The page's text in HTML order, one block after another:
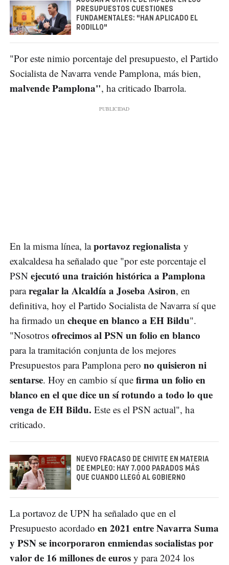
PRESUPUESTOS CUESTIONES
FUNDAMENTALES: "HAN APLICADO EL
RODILLO"
"Por este nimio porcentaje del presupuesto, el Partido
Socialista de Navarra vende Pamplona, más bien,
malvende Pamplona", ha criticado Ibarrola.
En la misma línea, laportavoz regionalista y
exalcaldesa ha señalado que "por este porcentaje el
PSN ejecutó una traición histórica a Pamplona
pararegalar la Alcaldía a Joseba Asiron, en
definitiva, hoy el Partido Socialista de Navarra sí que
ha firmado un cheque en blanco a EH Bildu".
"Nosotros ofrecimos al PSN un folio en blanco
para la tramitación conjunta de los mejores
Presupuestos para Pamplona pero no quisieron ni
sentarse. Hoy en cambio sí que firma un folio en
blanco en el que dice un sí rotundo a todo lo que
venga de EH Bildu. Este es el PSN actual", ha
criticado.
NUEVO FRACASO DE CHIVITE EN MATERIA
DE EMPLEO: HAY 7.000 PARADOS MÁS
QUE CUANDO LLEGÓ AL GOBIERNO
La portavoz de UPN ha señalado que en el
Presupuesto acordado en 2021 entre Navarra Suma
y PSN se incorporaron enmiendas socialistas por
valor de 16 millones de euros y para 2024 los